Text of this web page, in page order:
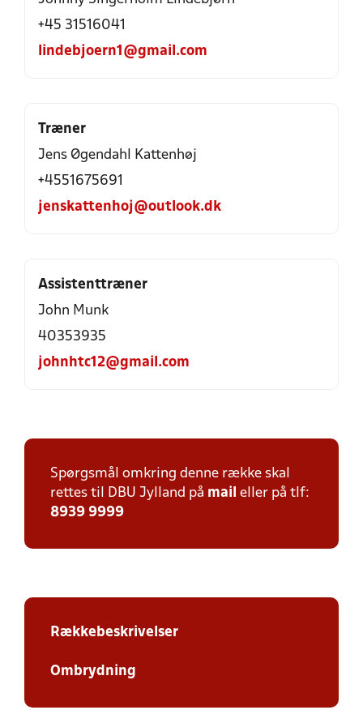
+45 31516041
lindebjoern1@gmail.com
Træner
Jens Øgendahl Kattenhøj
+4551675691
jenskattenhoj@outlook.dk
Assistenttræner
John Munk
40353935
johnhtc12@gmail.com
Spørgsmål omkring denne række skal
rettes til DBU Jylland på mail eller på tlf:
8939 9999
Rækkebeskrivelser
Ombrydning